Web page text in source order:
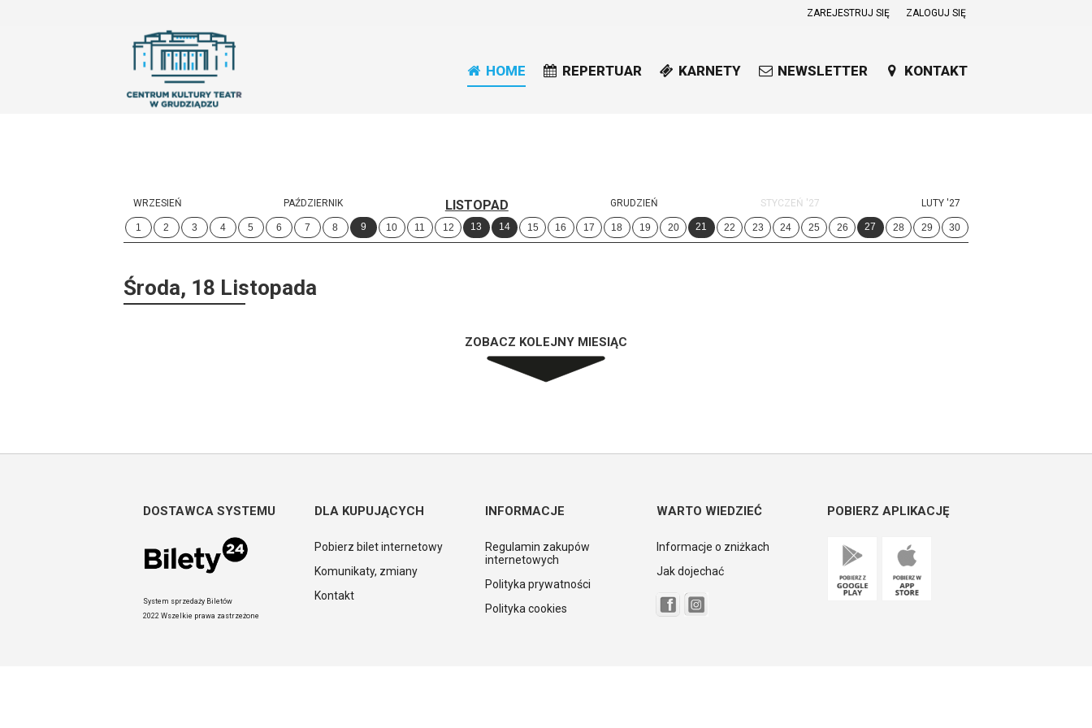
ZAREJESTRUJ SIĘ ZALOGUJ SIĘ
0,00
HOME REPERTUAR KARNETY NEWSLETTER KONTAKT
WRZESIEŃ PAŹDZIERNIK LISTOPAD GRUDZIEŃ STYCZEŃ '27 LUTY '27
1 2 3 4 5 6 7 8 9 10 11 12 13 14 15 16 17 18 19 20 21 22 23 24 25 26 27 28 29 30
Środa, 18 Listopada
ZOBACZ KOLEJNY MIESIĄC
DOSTAWCA SYSTEMU
System sprzedaży Biletów
2022 Wszelkie prawa zastrzeżone
DLA KUPUJĄCYCH
Pobierz bilet internetowy
Komunikaty, zmiany
Kontakt
INFORMACJE
Regulamin zakupów
internetowych
Polityka prywatności
Polityka cookies
WARTO WIEDZIEĆ
Informacje o zniżkach
Jak dojechać
POBIERZ APLIKACJĘ